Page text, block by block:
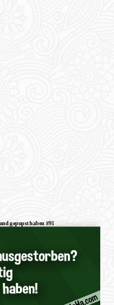
gepupst haben #91